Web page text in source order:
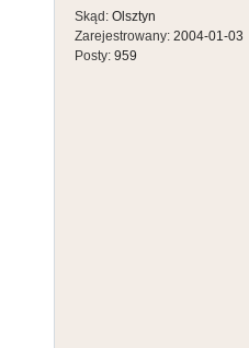
Skąd: Olsztyn
Zarejestrowany: 2004-01-03
Posty: 959